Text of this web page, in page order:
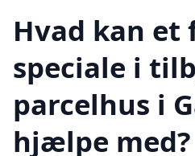
Hvad kan et
speciale i
parcelhus i
hjælpe med?